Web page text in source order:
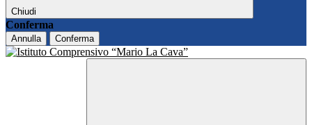
Chiudi
Conferma
Annulla Conferma